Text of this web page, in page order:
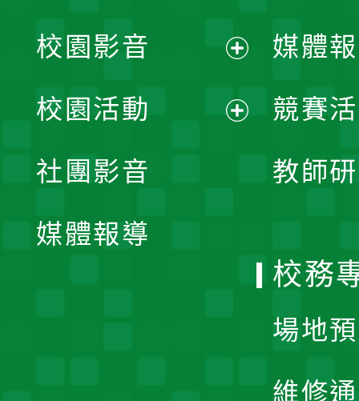
媒體
競賽
教師
校園影音
開
校園活動
社團影音
媒體報導
校務
場地
維修